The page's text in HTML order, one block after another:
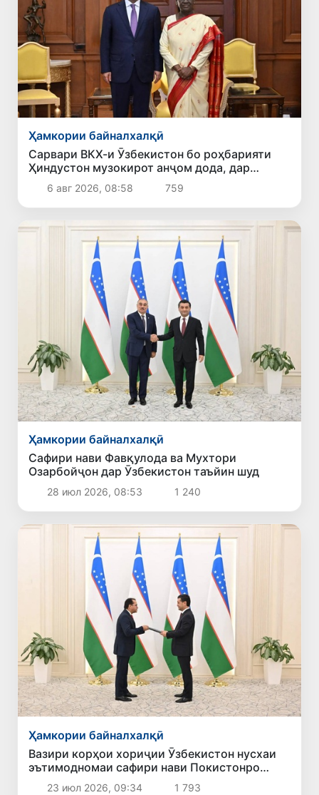
Ҳамкории байналхалқӣ
Сарвари ВКХ-и Ӯзбекистон бо роҳбарияти
Ҳиндустон музокирот анҷом дода, дар
Форуми соҳибкории Ӯзбекистону Ҳиндустон
иштирок кард
6 авг 2026, 08:58 759
Ҳамкории байналхалқӣ
Сафири нави Фавқулода ва Мухтори
Озарбойҷон дар Ӯзбекистон таъйин шуд
28 июл 2026, 08:53 1 240
Ҳамкории байналхалқӣ
Вазири корҳои хориҷии Ӯзбекистон нусхаи
эътимодномаи сафири нави Покистонро
қабул кард
23 июл 2026, 09:34 1 793